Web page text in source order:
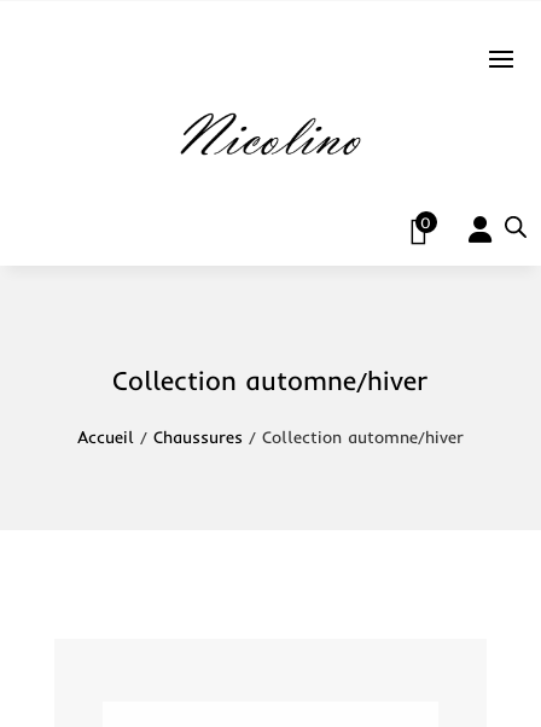
0
Collection automne/hiver
Accueil/ Chaussures / Collection automne/hiver